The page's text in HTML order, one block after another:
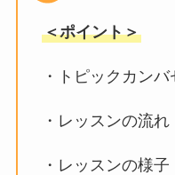
＜ポイント＞
・トピックカン
・レッスンの流れ
・レッスンの様子